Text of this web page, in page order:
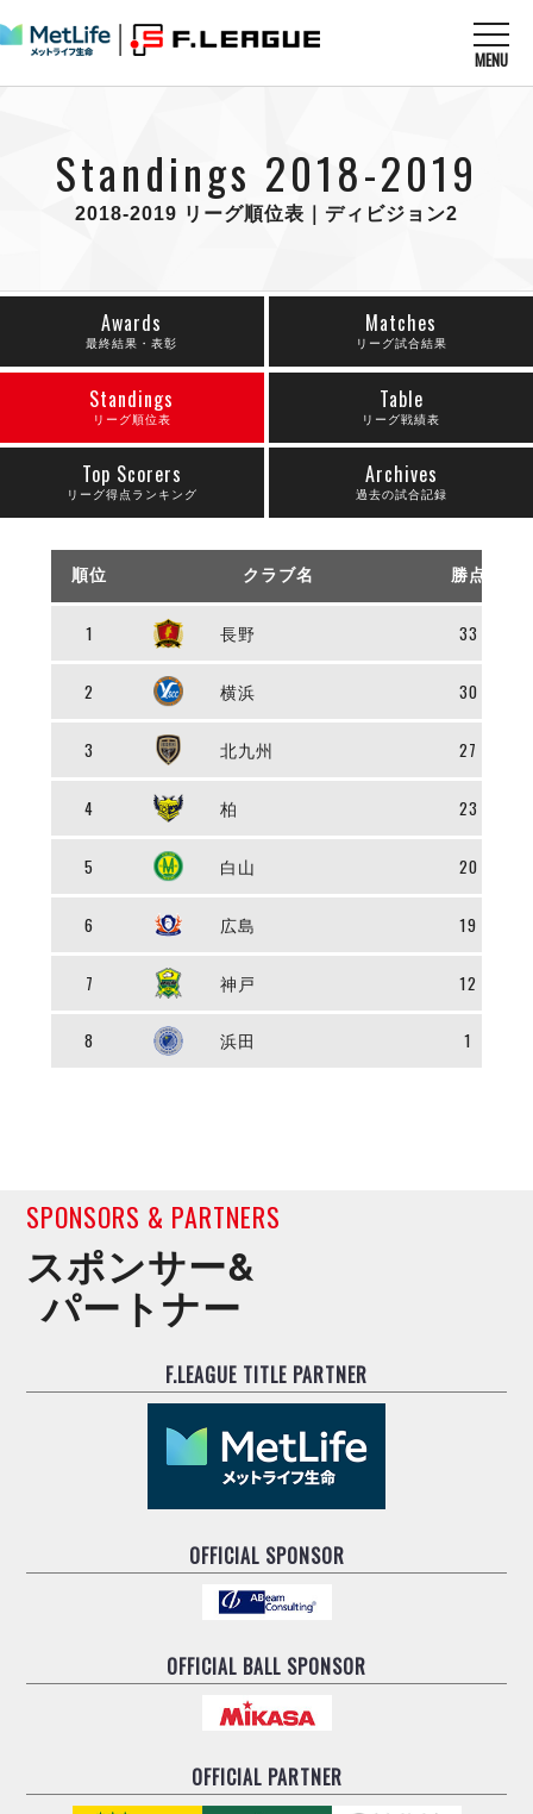
MENU
すべてのニュース
リーグ戦
U-23選抜
チケット
メディア情報
フットサル日本代表
その他
試合を観る MATCHES
試合日程
警告・退場・出場停止選手
個人ランキング｜ゴール
個人ランキング｜シュート
個人ランキング｜シュート成功率
個人ランキング｜第2PK
メットライフ生命Ｆ２リーグ
警告・退場・出場停止選手
個人ランキング｜ゴール
個人ランキング｜シュート
個人ランキング｜シュート成功率
大会概要
メットライフ生命Ｆ１リーグ
エスポラーダ北海道
フウガドールすみだ
しながわシティ
ペスカドーラ町田
湘南ベルマーレ
ボアルース長野
シュライカー大阪
バサジィ大分
メットライフ生命Ｆ２リーグ
ヴォスクオーレ仙台
マルバ水戸FC
リガーレヴィア葛飾
Y．S．C．C．横浜
アグレミーナ浜松
チケットを買う
アリーナ情報 ARENA
リーグ概要
日本フットサルリーグについて
大会概要
クラブライセンス関連
アリーナ観戦マナー&ルール
過去の記録 ARCHIVE
過去の試合記録
ディビジョン1 試合記録
Ｆリーグカップ 試合記録
リーグ統計データ
ハットトリック
選手の通算記録（Ｆ１）
しながわシティ
立川アスレティックFC
ペスカドーラ町田
湘南ベルマーレ
名古屋オーシャンズ
ボルクバレット北九州
選手の通算記録（Ｆ２）
ヴォスクオーレ仙台
リガーレヴィア葛飾
Y．S．C．C．横浜
アグレミーナ浜松
デウソン神戸
プロジェクト PROJECT
ABeam AWARD
DIVISION
FOLLOW US!
Standings 2018-2019
2018-2019 リーグ順位表｜ディビジョン2
Awards
最終結果・表彰
Matches
リーグ試合結果
Standings
リーグ順位表
Table
リーグ戦績表
Top Scorers
リーグ得点ランキング
Archives
過去の試合記録
順位 クラブ名 勝点
1 長野 33
2 横浜 30
3 北九州 27
4 柏 23
5 白山 20
6 広島 19
7 神戸 12
8 浜田 1
SPONSORS & PARTNERS
スポンサー&
パートナー
F.LEAGUE TITLE PARTNER
OFFICIAL SPONSOR
OFFICIAL BALL SPONSOR
OFFICIAL PARTNER